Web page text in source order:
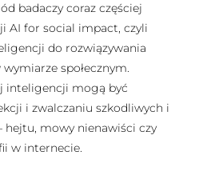
badaczy coraz częściej
AI for social impact, czyli
do rozwiązywania
społecznym.
inteligencji mogą być
i zwalczaniu szkodliwych i
hejtu, mowy nienawiści czy
w internecie.